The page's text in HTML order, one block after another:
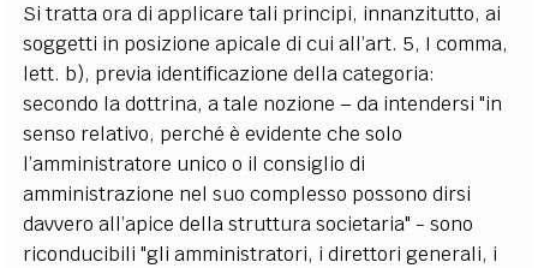
Si tratta ora di applicare tali principi, innanzitutto, ai
soggetti in posizione apicale di cui all’art. 5, I comma,
lett. b), previa identificazione della categoria:
secondo la dottrina, a tale nozione – da intendersi "in
senso relativo, perché è evidente che solo
l’amministratore unico o il consiglio di
amministrazione nel suo complesso possono dirsi
davvero all’apice della struttura societaria" - sono
riconducibili "gli amministratori, i direttori generali, i